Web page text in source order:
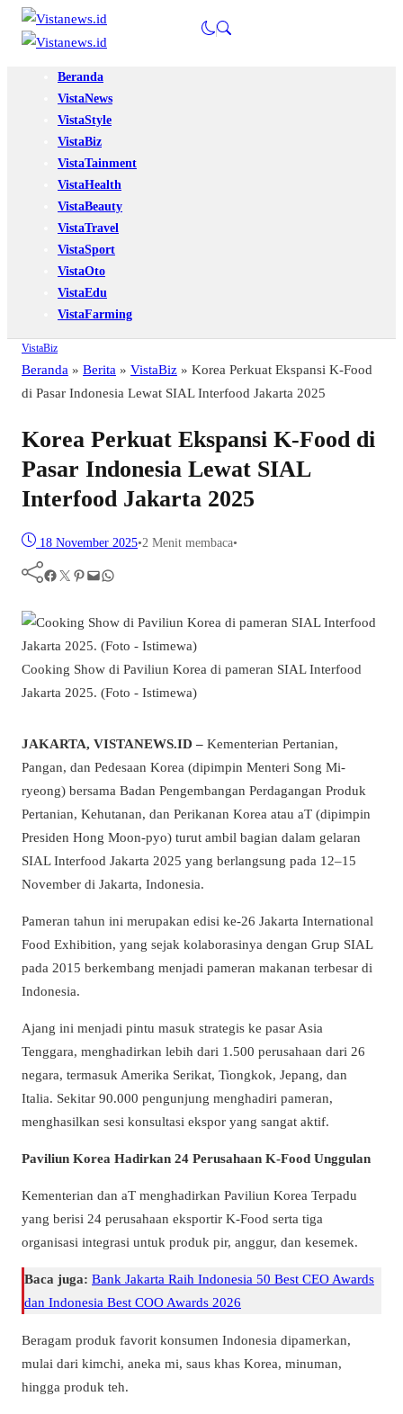
Beranda
VistaNews
VistaStyle
VistaBiz
VistaTainment
VistaHealth
VistaBeauty
VistaTravel
VistaSport
VistaOto
VistaEdu
VistaFarming
VistaBiz
Beranda » Berita » VistaBiz » Korea Perkuat Ekspansi K-Food
di Pasar Indonesia Lewat SIAL Interfood Jakarta 2025
Korea Perkuat Ekspansi K-Food di
Pasar Indonesia Lewat SIAL
Interfood Jakarta 2025
18 November 2025•2 Menit membaca•
Facebook Twitter Pinterest Mail WhatsApp
Cooking Show di Paviliun Korea di pameran SIAL Interfood
Jakarta 2025. (Foto - Istimewa)
JAKARTA, VISTANEWS.ID – Kementerian Pertanian,
Pangan, dan Pedesaan Korea (dipimpin Menteri Song Mi-
ryeong) bersama Badan Pengembangan Perdagangan Produk
Pertanian, Kehutanan, dan Perikanan Korea atau aT (dipimpin
Presiden Hong Moon-pyo) turut ambil bagian dalam gelaran
SIAL Interfood Jakarta 2025 yang berlangsung pada 12–15
November di Jakarta, Indonesia.
Pameran tahun ini merupakan edisi ke-26 Jakarta International
Food Exhibition, yang sejak kolaborasinya dengan Grup SIAL
pada 2015 berkembang menjadi pameran makanan terbesar di
Indonesia.
Ajang ini menjadi pintu masuk strategis ke pasar Asia
Tenggara, menghadirkan lebih dari 1.500 perusahaan dari 26
negara, termasuk Amerika Serikat, Tiongkok, Jepang, dan
Italia. Sekitar 90.000 pengunjung menghadiri pameran,
menghasilkan sesi konsultasi ekspor yang sangat aktif.
Paviliun Korea Hadirkan 24 Perusahaan K-Food Unggulan
Kementerian dan aT menghadirkan Paviliun Korea Terpadu
yang berisi 24 perusahaan eksportir K-Food serta tiga
organisasi integrasi untuk produk pir, anggur, dan kesemek.
Baca juga: Bank Jakarta Raih Indonesia 50 Best CEO Awards
dan Indonesia Best COO Awards 2026
Beragam produk favorit konsumen Indonesia dipamerkan,
mulai dari kimchi, aneka mi, saus khas Korea, minuman,
hingga produk teh.